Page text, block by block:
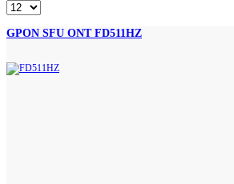
GPON SFU ONT FD511HZ